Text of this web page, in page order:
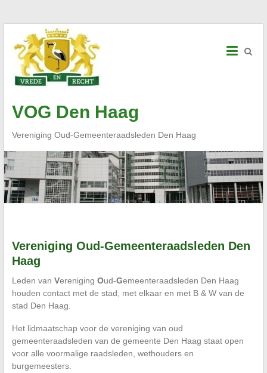
content
VOG Den Haag
Vereniging Oud-Gemeenteraadsleden Den Haag
Vereniging Oud-Gemeenteraadsleden Den
Haag
Leden van Vereniging Oud-Gemeenteraadsleden Den Haag
houden contact met de stad, met elkaar en met B & W van de
stad Den Haag.
Het lidmaatschap voor de vereniging van oud
gemeenteraadsleden van de gemeente Den Haag staat open
voor alle voormalige raadsleden, wethouders en
burgemeesters.